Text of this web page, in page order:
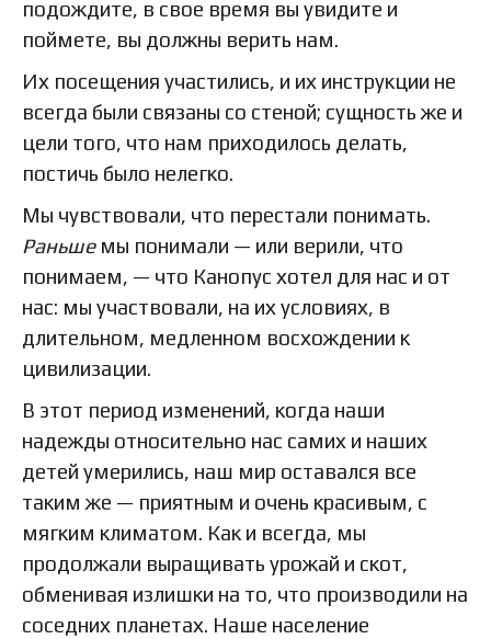
подождите, в свое время вы увидите и
поймете, вы должны верить нам.
Их посещения участились, и их инструкции не
всегда были связаны со стеной; сущность же и
цели того, что нам приходилось делать,
постичь было нелегко.
Мы чувствовали, что перестали понимать.
Раньше мы понимали — или верили, что
понимаем, — что Канопус хотел для нас и от
нас: мы участвовали, на их условиях, в
длительном, медленном восхождении к
цивилизации.
В этот период изменений, когда наши
надежды относительно нас самих и наших
детей умерились, наш мир оставался все
таким же — приятным и очень красивым, с
мягким климатом. Как и всегда, мы
продолжали выращивать урожай и скот,
обменивая излишки на то, что производили на
соседних планетах. Наше население